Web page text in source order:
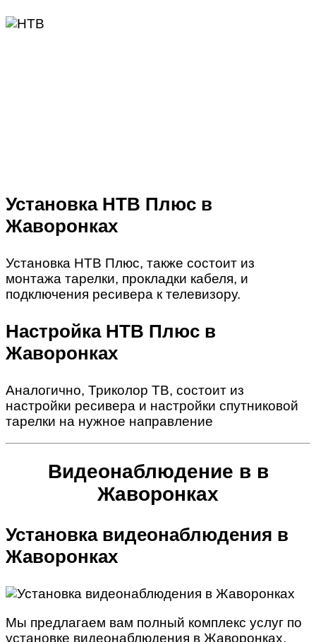
Установка НТВ Плюс в
Жаворонках
Установка НТВ Плюс, также состоит из
монтажа тарелки, прокладки кабеля, и
подключения ресивера к телевизору.
Настройка НТВ Плюс в
Жаворонках
Аналогично, Триколор ТВ, состоит из
настройки ресивера и настройки спутниковой
тарелки на нужное направление
Видеонаблюдение в в
Жаворонках
Установка видеонаблюдения в
Жаворонках
Мы предлагаем вам полный комплекс услуг по
установке видеонаблюдения в Жаворонках,